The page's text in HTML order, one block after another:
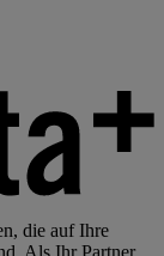
die auf Ihre
Als Ihr Partner